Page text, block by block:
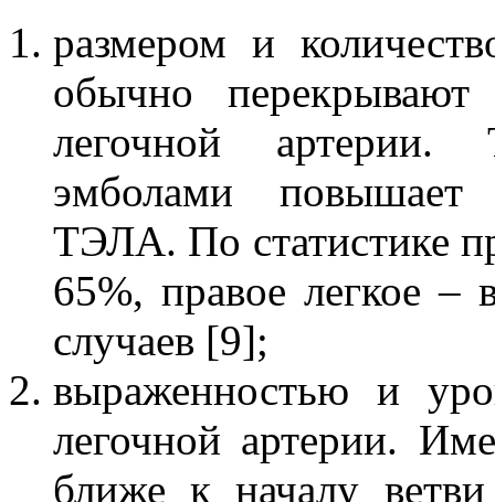
размером и
обычно
легочной артерии.
эмболами повышает
ТЭЛА. По статистике
65%, правое легкое –
случаев [9];
выраженностью и
легочной артерии.
ближе к началу